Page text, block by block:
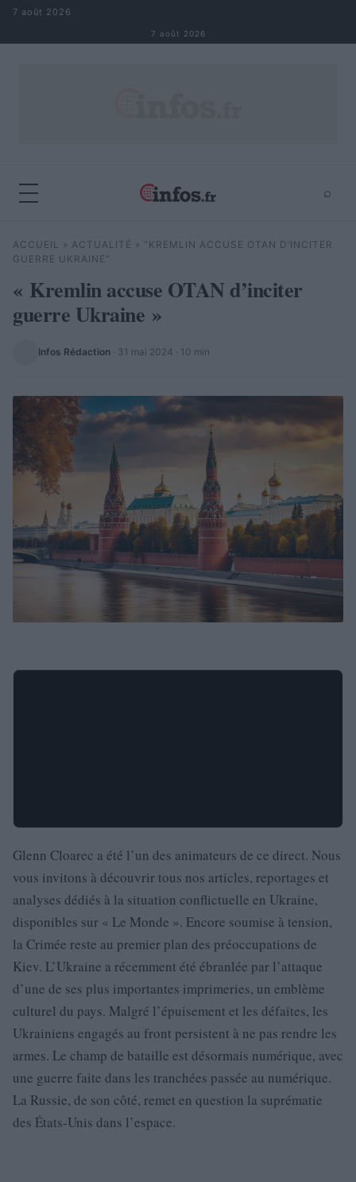
Aller au contenu
7 août 2026
7 août 2026
⌕
Rechercher ⌕ ×
ACCUEIL » ACTUALITÉ » “KREMLIN ACCUSE OTAN D’INCITER
GUERRE UKRAINE”
« Kremlin accuse OTAN d’inciter
guerre Ukraine »
Infos Rédaction · 31 mai 2024 · 10 min
Glenn Cloarec a été l’un des animateurs de ce direct. Nous
vous invitons à découvrir tous nos articles, reportages et
analyses dédiés à la situation conflictuelle en Ukraine,
disponibles sur « Le Monde ». Encore soumise à tension,
la Crimée reste au premier plan des préoccupations de
Kiev. L’Ukraine a récemment été ébranlée par l’attaque
d’une de ses plus importantes imprimeries, un emblème
culturel du pays. Malgré l’épuisement et les défaites, les
Ukrainiens engagés au front persistent à ne pas rendre les
armes. Le champ de bataille est désormais numérique, avec
une guerre faite dans les tranchées passée au numérique.
La Russie, de son côté, remet en question la suprématie
des États-Unis dans l’espace.